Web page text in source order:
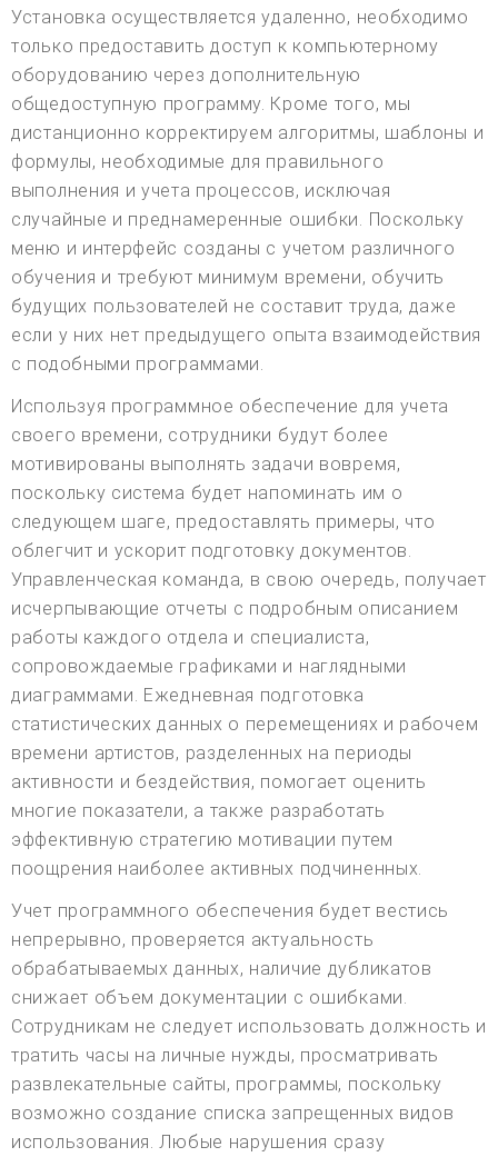
Установка осуществляется удаленно, необходимо
только предоставить доступ к компьютерному
оборудованию через дополнительную
общедоступную программу. Кроме того, мы
дистанционно корректируем алгоритмы, шаблоны и
формулы, необходимые для правильного
выполнения и учета процессов, исключая
случайные и преднамеренные ошибки. Поскольку
меню и интерфейс созданы с учетом различного
обучения и требуют минимум времени, обучить
будущих пользователей не составит труда, даже
если у них нет предыдущего опыта взаимодействия
с подобными программами.
Используя программное обеспечение для учета
своего времени, сотрудники будут более
мотивированы выполнять задачи вовремя,
поскольку система будет напоминать им о
следующем шаге, предоставлять примеры, что
облегчит и ускорит подготовку документов.
Управленческая команда, в свою очередь, получает
исчерпывающие отчеты с подробным описанием
работы каждого отдела и специалиста,
сопровождаемые графиками и наглядными
диаграммами. Ежедневная подготовка
статистических данных о перемещениях и рабочем
времени артистов, разделенных на периоды
активности и бездействия, помогает оценить
многие показатели, а также разработать
эффективную стратегию мотивации путем
поощрения наиболее активных подчиненных.
Учет программного обеспечения будет вестись
непрерывно, проверяется актуальность
обрабатываемых данных, наличие дубликатов
снижает объем документации с ошибками.
Сотрудникам не следует использовать должность и
тратить часы на личные нужды, просматривать
развлекательные сайты, программы, поскольку
возможно создание списка запрещенных видов
использования. Любые нарушения сразу